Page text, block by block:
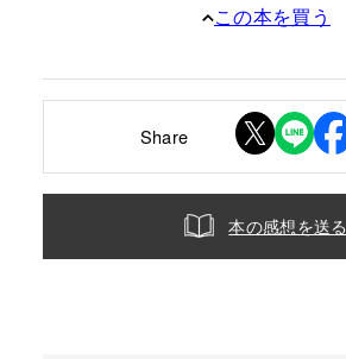
この本を買う
Share
本の感想を送る